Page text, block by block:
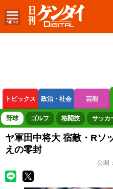
トピックス 政治・社会 芸能
ボートレース 競輪 オートレー
野球 ゴルフ 格闘技 サッカ
ヤ軍田中将大 宿敵・Rソ
えの零封
公開：